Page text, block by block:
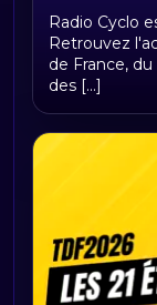
univers
Radio Cyclo
Retrouvez
de France,
des [...]